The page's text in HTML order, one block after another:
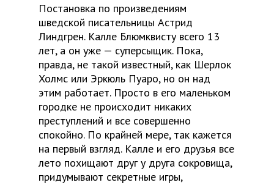
Постановка по произведениям
шведской писательницы Астрид
Линдгрен. Калле Блюмквисту всего 13
лет, а он уже — суперсыщик. Пока,
правда, не такой известный, как Шерлок
Холмс или Эркюль Пуаро, но он над
этим работает. Просто в его маленьком
городке не происходит никаких
преступлений и все совершенно
спокойно. По крайней мере, так кажется
на первый взгляд. Калле и его друзья все
лето похищают друг у друга сокровища,
придумывают секретные игры,